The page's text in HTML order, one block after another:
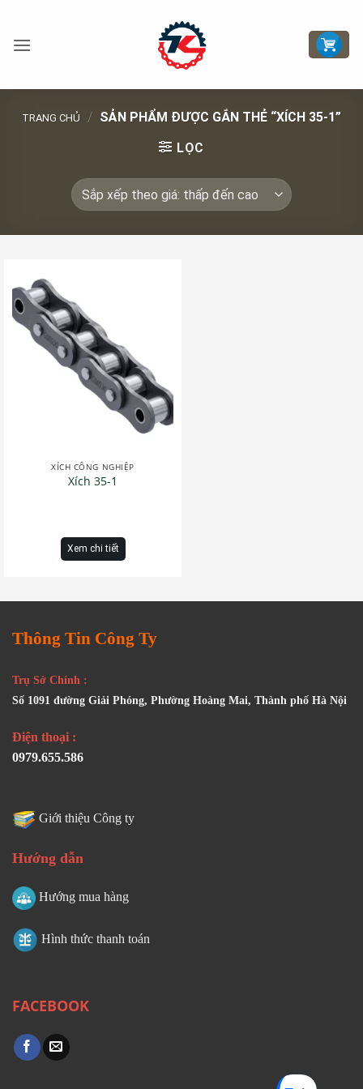
nội
TRANG CHỦ / SẢN PHẨM ĐƯỢC GẮN THẺ “XÍCH 35-1”
LỌC
XÍCH CÔNG NGHIỆP
Xích 35-1
Xem chi tiết
Thông Tin Công Ty
Trụ Sở Chính :
Số 1091 đường Giải Phóng, Phường Hoàng Mai, Thành phố Hà Nội
Điện thoại :
0979.655.586
Giới thiệu Công ty
Hướng dẫn
Hướng mua hàng
Hình thức thanh toán
FACEBOOK